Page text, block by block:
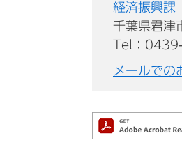
経済振興課
千葉県君津
Tel：
メールでの